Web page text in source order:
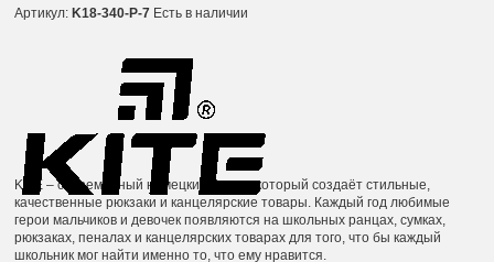
Артикул: K18-340-P-7 Есть в наличии
KITE – современный немецкий бренд, который создаёт стильные,
качественные рюкзаки и канцелярские товары. Каждый год любимые
герои мальчиков и девочек появляются на школьных ранцах, сумках,
рюкзаках, пеналах и канцелярских товарах для того, что бы каждый
школьник мог найти именно то, что ему нравится.